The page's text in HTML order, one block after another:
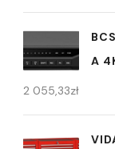
A
2 055,33zł